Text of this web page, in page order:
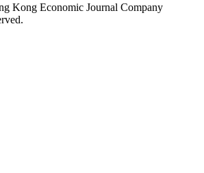
Kong Economic Journal Company